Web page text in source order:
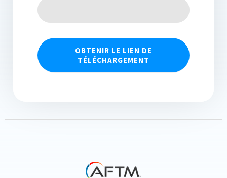
OBTENIR LE LIEN DE
TÉLÉCHARGEMENT